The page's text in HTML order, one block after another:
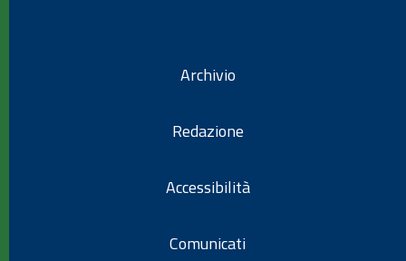
Archivio
Redazione
Accessibilità
Comunicati